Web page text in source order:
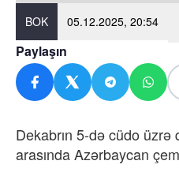
BOK 05.12.2025, 20:54
Paylaşın
Dekabrın 5-də cüdo üzrə
arasında Azərbaycan